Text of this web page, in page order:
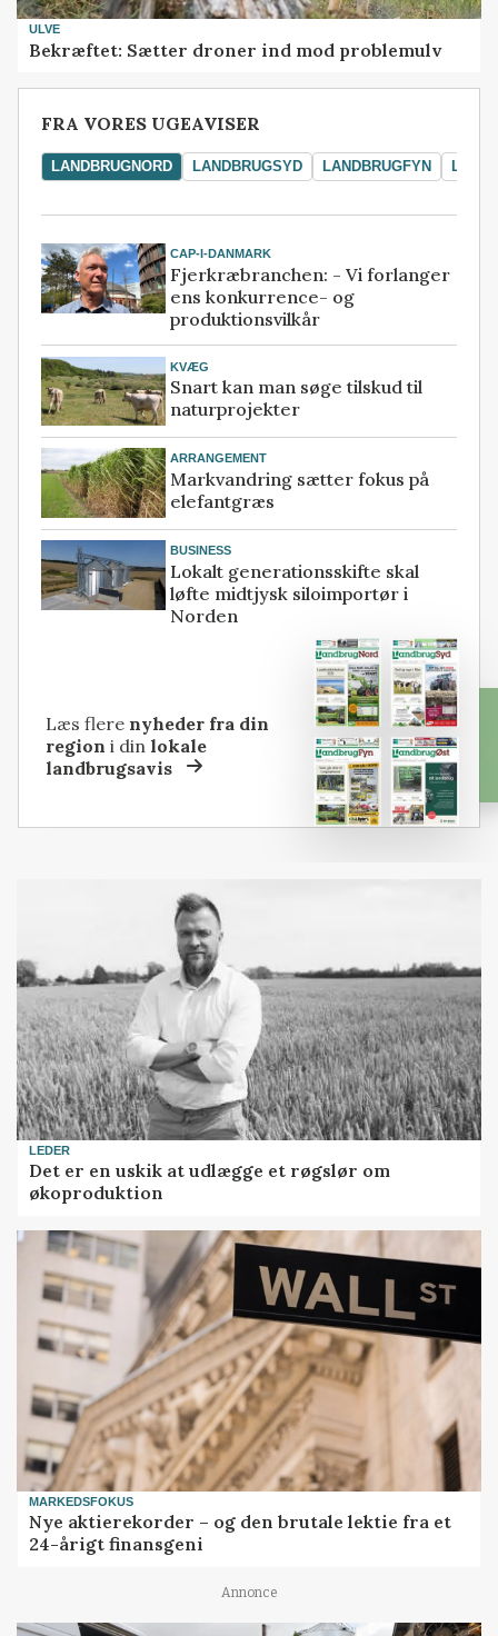
ULVE
Bekræftet: Sætter droner ind mod problemulv
FRA VORES UGEAVISER
LANDBRUGNORD LANDBRUGSYD LANDBRUGFYN
CAP-I-DANMARK
Fjerkræbranchen: - Vi forlanger
ens konkurrence- og
produktionsvilkår
KVÆG
Snart kan man søge tilskud til
naturprojekter
ARRANGEMENT
Markvandring sætter fokus på
elefantgræs
BUSINESS
Lokalt generationsskifte skal
løfte midtjysk siloimportør i
Norden
Læs flere nyheder fra din
region i dinlokale
landbrugsavis
LEDER
Det er en uskik at udlægge et røgslør om
økoproduktion
MARKEDSFOKUS
Nye aktierekorder – og den brutale lektie fra et
24-årigt finansgeni
Annonce